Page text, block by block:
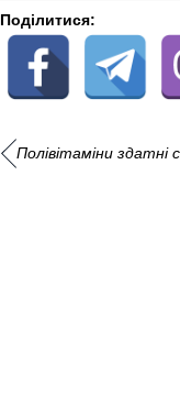
Поділитися:
Полівітаміни здатні